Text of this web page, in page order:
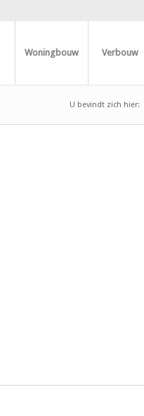
Woningbouw Verbouw
U bevindt zich hier: